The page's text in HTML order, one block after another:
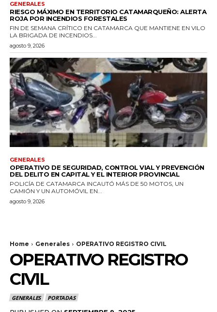
GENERALES
RIESGO MÁXIMO EN TERRITORIO CATAMARQUEÑO: ALERTA
ROJA POR INCENDIOS FORESTALES
FIN DE SEMANA CRÍTICO EN CATAMARCA QUE MANTIENE EN VILO
LA BRIGADA DE INCENDIOS...
agosto 9, 2026
GENERALES
OPERATIVO DE SEGURIDAD, CONTROL VIAL Y PREVENCIÓN
DEL DELITO EN CAPITAL Y EL INTERIOR PROVINCIAL
POLICÍA DE CATAMARCA INCAUTÓ MÁS DE 50 MOTOS, UN
CAMIÓN Y UN AUTOMÓVIL EN...
agosto 9, 2026